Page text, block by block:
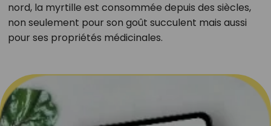
nord, la myrtille est consommée depuis des siècles,
non seulement pour son goût succulent mais aussi
pour ses propriétés médicinales.